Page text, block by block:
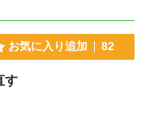
お気に入り追加 82
す